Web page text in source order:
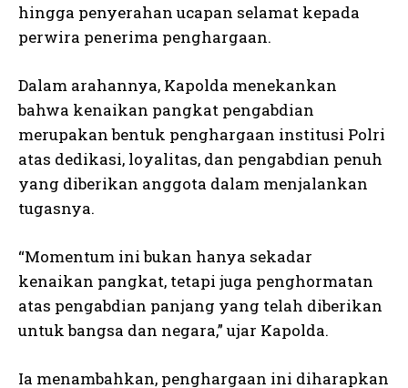
hingga penyerahan ucapan selamat kepada
perwira penerima penghargaan.
Dalam arahannya, Kapolda menekankan
bahwa kenaikan pangkat pengabdian
merupakan bentuk penghargaan institusi Polri
atas dedikasi, loyalitas, dan pengabdian penuh
yang diberikan anggota dalam menjalankan
tugasnya.
“Momentum ini bukan hanya sekadar
kenaikan pangkat, tetapi juga penghormatan
atas pengabdian panjang yang telah diberikan
untuk bangsa dan negara,” ujar Kapolda.
Ia menambahkan, penghargaan ini diharapkan